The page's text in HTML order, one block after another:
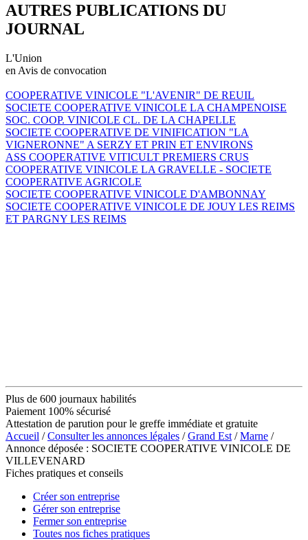
AUTRES PUBLICATIONS DU
JOURNAL
L'Union
en Avis de convocation
COOPERATIVE VINICOLE "L'AVENIR" DE REUIL
SOCIETE COOPERATIVE VINICOLE LA CHAMPENOISE
SOC. COOP. VINICOLE CL. DE LA CHAPELLE
SOCIETE COOPERATIVE DE VINIFICATION "LA
VIGNERONNE" A SERZY ET PRIN ET ENVIRONS
ASS COOPERATIVE VITICULT PREMIERS CRUS
COOPERATIVE VINICOLE LA GRAVELLE - SOCIETE
COOPERATIVE AGRICOLE
SOCIETE COOPERATIVE VINICOLE D'AMBONNAY
SOCIETE COOPERATIVE VINICOLE DE JOUY LES REIMS
ET PARGNY LES REIMS
Plus de 600 journaux habilités
Paiement 100% sécurisé
Attestation de parution pour le greffe immédiate et gratuite
Accueil /Consulter les annonces légales /Grand Est /Marne /
Annonce déposée : SOCIETE COOPERATIVE VINICOLE DE
VILLEVENARD
Fiches pratiques et conseils
Créer son entreprise
Gérer son entreprise
Fermer son entreprise
Toutes nos fiches pratiques